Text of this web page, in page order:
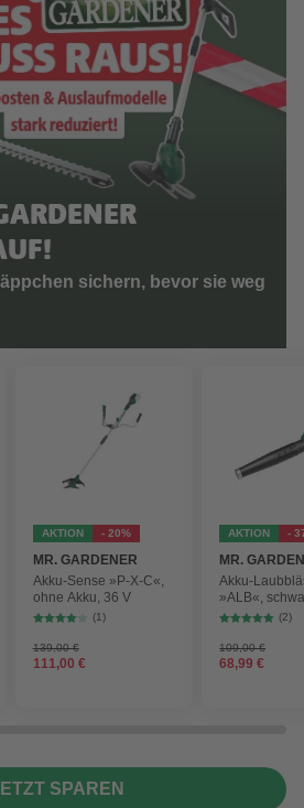
sichern, bevor sie weg
AKTION - 20%
MR. GARDENER
Akku-Sense »P-X-C«,
ohne Akku, 36 V
(1)
139,00 €
111,00 €
AKTION -
MR.
Akku-
»ALB«,
max.
210 km/h
(2)
109,00 €
68,99 €
SPAREN